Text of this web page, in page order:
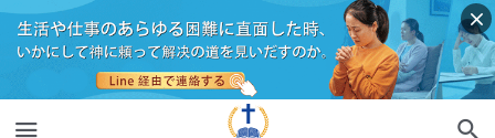
177 信仰において神を愛そうとするべき